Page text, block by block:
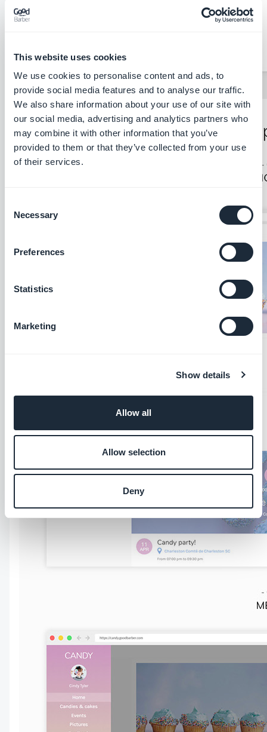
This website uses cookies
We use cookies to personalise content and ads, to
provide social media features and to analyse our traffic.
We also share information about your use of our site with
our social media, advertising and analytics partners who
may combine it with other information that you’ve
provided to them or that they’ve collected from your use
of their services.
Selection
Necessary
Preferences
Statistics
Marketing
Show details
Allow all
Allow selection
Deny